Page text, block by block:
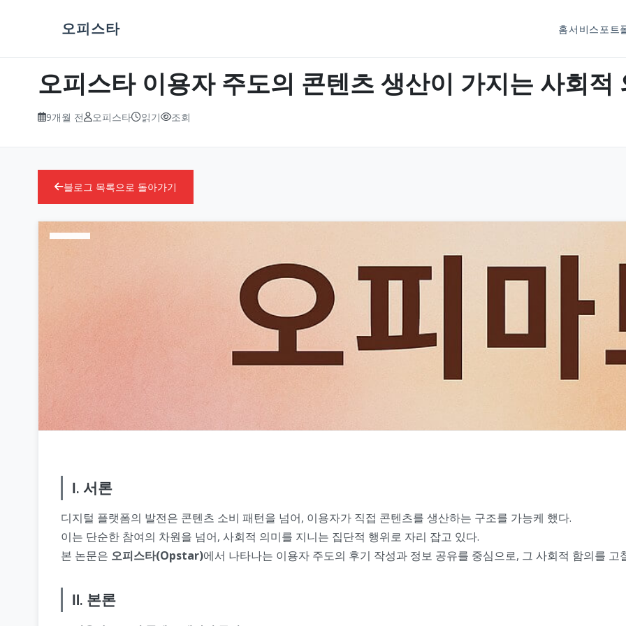
오피스타 홈서비스 포트
오피스타 이용자 주도의 콘텐츠 생산이 가지는 사회적
9개월 전 오피스타 읽기 조회
블로그 목록으로 돌아가기
Ⅰ. 서론
디지털 플랫폼의 발전은 콘텐츠 소비 패턴을 넘어, 이용자가 직접 콘텐츠를 생산하는 구조를 가능케 했다.
이는 단순한 참여의 차원을 넘어, 사회적 의미를 지니는 집단적 행위로 자리 잡고 있다.
본 논문은 오피스타(Opstar)에서 나타나는 이용자 주도의 후기 작성과 정보 공유를 중심으로, 그 사회적 함의를 고
Ⅱ. 본론